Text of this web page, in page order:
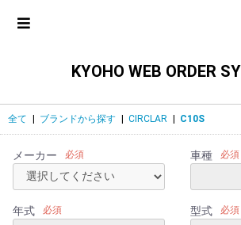
KYOHO WEB ORDER
全て ブランドから探す CIRCLAR C10S
メーカー 必須 車種 必須
年式 必須 型式 必須